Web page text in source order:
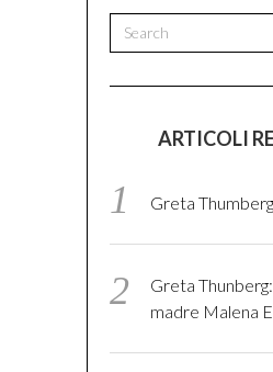
ARTICOLI
Greta
Greta
madre Malena